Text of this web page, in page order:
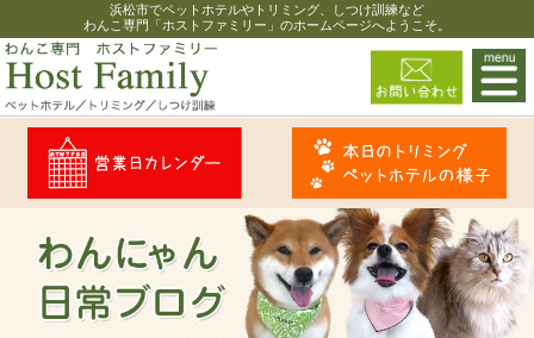
浜松市でペットホテルやトリミング、しつけ訓練など
わんこ専門「ホストファミリー」のホームページへようこそ。